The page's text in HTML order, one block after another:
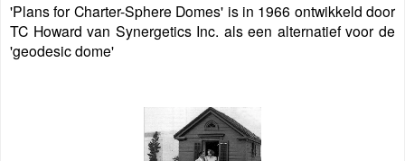
'Plans for Charter-Sphere Domes' is in 1966 ontwikkeld door
TC Howard van Synergetics Inc. als een alternatief voor de
'geodesic dome'